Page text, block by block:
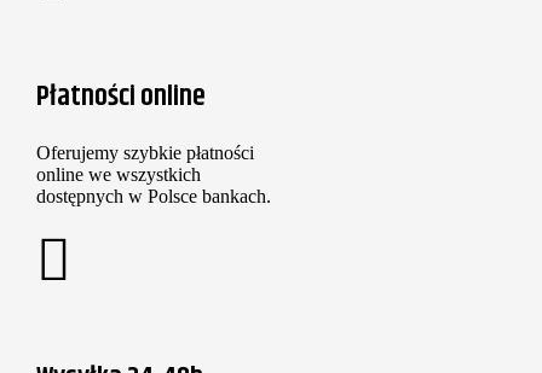
Płatności online
Oferujemy szybkie płatności
online we wszystkich
dostępnych w Polsce bankach.